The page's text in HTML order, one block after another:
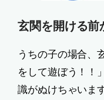
玄関を開ける前
うちの子の場合
をして遊ぼう！！
識がぬけちゃいます